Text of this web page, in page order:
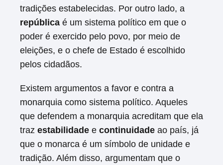
tradições estabelecidas. Por outro lado, a
república é um sistema político em que o
poder é exercido pelo povo, por meio de
eleições, e o chefe de Estado é escolhido
pelos cidadãos.
Existem argumentos a favor e contra a
monarquia como sistema político. Aqueles
que defendem a monarquia acreditam que ela
traz estabilidade e continuidade ao país, já
que o monarca é um símbolo de unidade e
tradição. Além disso, argumentam que o